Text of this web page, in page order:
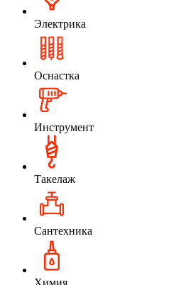
Электрика
Оснастка
Инструмент
Такелаж
Сантехника
Химия